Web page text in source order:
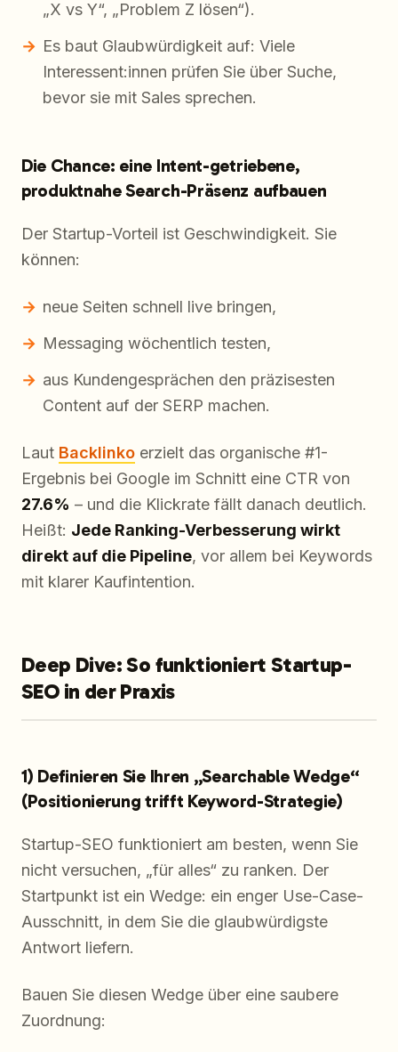
„X vs Y“, „Problem Z lösen“).
Es baut Glaubwürdigkeit auf: Viele
Interessent:innen prüfen Sie über Suche,
bevor sie mit Sales sprechen.
Die Chance: eine Intent-getriebene,
produktnahe Search-Präsenz aufbauen
Der Startup-Vorteil ist Geschwindigkeit. Sie
können:
neue Seiten schnell live bringen,
Messaging wöchentlich testen,
aus Kundengesprächen den präzisesten
Content auf der SERP machen.
Laut Backlinko erzielt das organische #1-
Ergebnis bei Google im Schnitt eine CTR von
27.6% – und die Klickrate fällt danach deutlich.
Heißt: Jede Ranking-Verbesserung wirkt
direkt auf die Pipeline, vor allem bei Keywords
mit klarer Kaufintention.
Deep Dive: So funktioniert Startup-
SEO in der Praxis
1) Definieren Sie Ihren „Searchable Wedge“
(Positionierung trifft Keyword-Strategie)
Startup-SEO funktioniert am besten, wenn Sie
nicht versuchen, „für alles“ zu ranken. Der
Startpunkt ist ein Wedge: ein enger Use-Case-
Ausschnitt, in dem Sie die glaubwürdigste
Antwort liefern.
Bauen Sie diesen Wedge über eine saubere
Zuordnung: